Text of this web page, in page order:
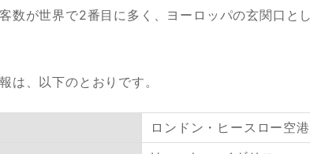
数が世界で2番目に多く、ヨーロッパの玄関口と
は、以下のとおりです。
ロンドン・ヒースロー空港